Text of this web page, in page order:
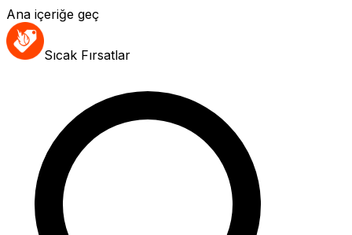
Ana içeriğe geç
Sıcak Fırsatlar